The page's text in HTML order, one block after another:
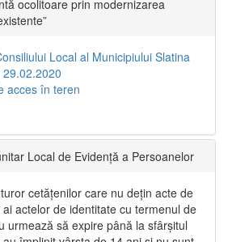
ocolitoare prin modernizarea
Local al Municipiului Slatina
acces în teren
Local de Evidență a Persoanelor
cetățenilor care nu dețin acte de
actelor de identitate cu termenul de
urmează să expire până la sfârșitul